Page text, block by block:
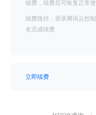
续费，续费后可恢复正常
续费路径：登录腾讯云控
名完成续费
立即续费